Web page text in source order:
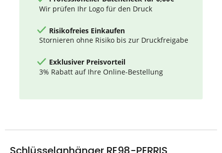
Wir prüfen Ihr Logo für den Druck
Risikofreies Einkaufen
Stornieren ohne Risiko bis zur Druckfreigabe
Exklusiver Preisvorteil
3% Rabatt auf Ihre Online-Bestellung